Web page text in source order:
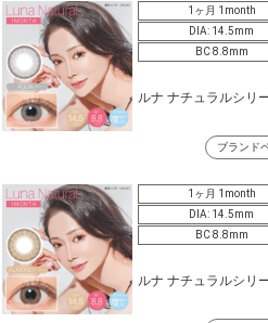
1ヶ月 1month
DIA: 14.5mm
BC 8.8mm
ルナ ナチュラルシリ
ブランド
1ヶ月 1month
DIA: 14.5mm
BC 8.8mm
ルナ ナチュラルシリ